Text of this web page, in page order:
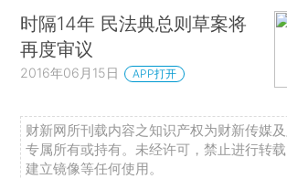
时隔14年 民法典总则草案将
再度审议
2016年06月15日 APP打开
财新网所刊载内容之知识产权为财新传媒
专属所有或持有。未经许可，禁止进行转
建立镜像等任何使用。